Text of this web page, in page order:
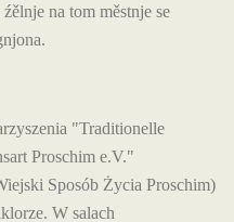
na tom městnje se
"Traditionelle
Proschim e.V."
Sposób Życia Proschim)
W salach